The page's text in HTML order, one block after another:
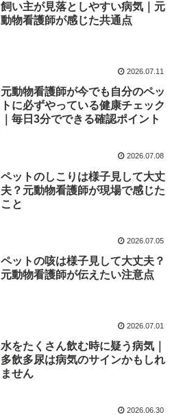
飼い主が見落としやすい病気｜元
動物看護師が感じた共通点
2026.07.11
元動物看護師が今でも自分のペッ
トに必ずやっている健康チェック
｜毎日3分でできる確認ポイント
2026.07.08
ペットのしこりは様子見して大丈
夫？元動物看護師が現場で感じた
こと
2026.07.05
ペットの咳は様子見して大丈夫？
元動物看護師が伝えたい注意点
2026.07.01
水をたくさん飲む時に疑う病気｜
多飲多尿は病気のサインかもしれ
ません
2026.06.30